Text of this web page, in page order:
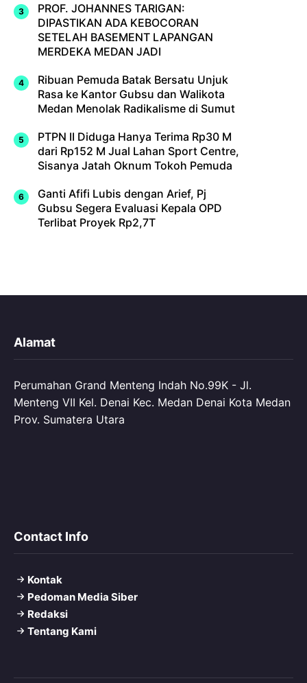
PROF. JOHANNES TARIGAN:
DIPASTIKAN ADA KEBOCORAN
SETELAH BASEMENT LAPANGAN
MERDEKA MEDAN JADI
Ribuan Pemuda Batak Bersatu Unjuk
Rasa ke Kantor Gubsu dan Walikota
Medan Menolak Radikalisme di Sumut
PTPN II Diduga Hanya Terima Rp30 M
dari Rp152 M Jual Lahan Sport Centre,
Sisanya Jatah Oknum Tokoh Pemuda
Ganti Afifi Lubis dengan Arief, Pj
Gubsu Segera Evaluasi Kepala OPD
Terlibat Proyek Rp2,7T
Alamat
Perumahan Grand Menteng Indah No.99K - Jl.
Menteng VII Kel. Denai Kec. Medan Denai Kota Medan
Prov. Sumatera Utara
Contact Info
Kontak
Pedoman Media Siber
Redaksi
Tentang Kami